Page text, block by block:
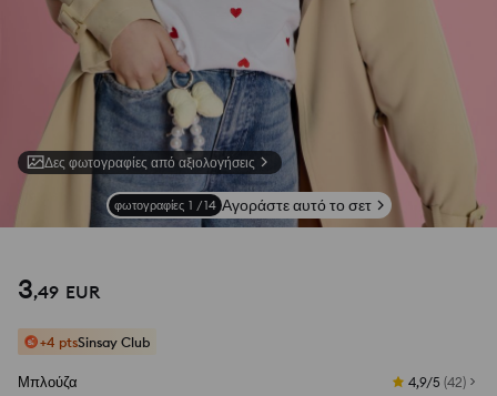
Δες φωτογραφίες από αξιολογήσεις
φωτογραφίες 1 /14 Αγοράστε αυτό το σετ
3,49 EUR
+4 ptsSinsay Club
Μπλούζα 4,9/5 (42)